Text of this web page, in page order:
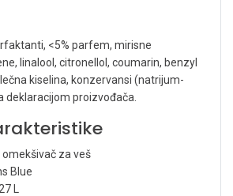
<5% parfem, mirisne
linalool, citronellol, coumarin, benzyl
kiselina, konzervansi (natrijum-
deklaracijom proizvođača.
za veš
Blue
L